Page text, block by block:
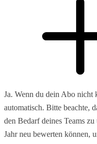
Ja. Wenn du dein Abo nicht
automatisch. Bitte beachte,
den Bedarf deines Teams
Jahr neu bewerten können,